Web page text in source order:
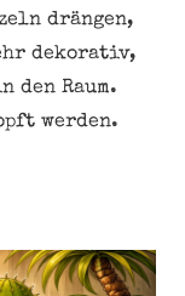
drängen,
dekorativ,
den Raum.
werden.